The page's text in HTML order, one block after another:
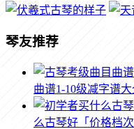
琴友推荐
曲谱1-10级减字谱
么古琴好「价格档次